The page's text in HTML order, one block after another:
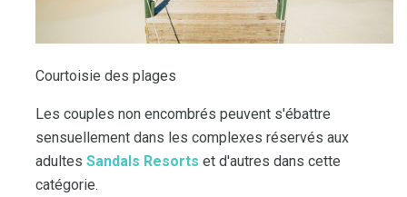
Courtoisie des plages
Les couples non encombrés peuvent s'ébattre
sensuellement dans les complexes réservés aux
adultes Sandals Resorts et d'autres dans cette
catégorie.